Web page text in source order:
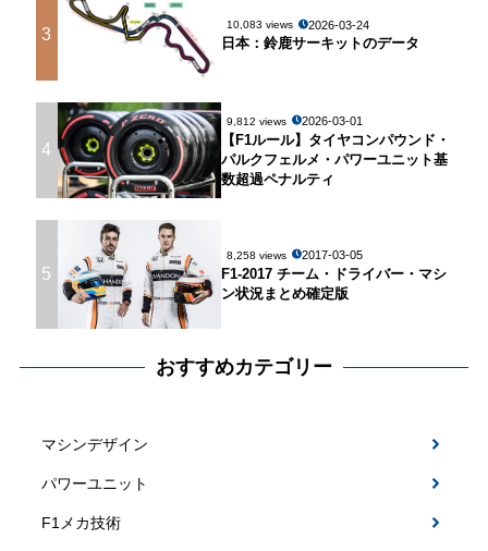
3 10,083 views 2026-03-24
日本：鈴鹿サーキットのデータ
4
9,812 views 2026-03-01
【F1ルール】タイヤコンパウンド・
パルクフェルメ・パワーユニット基
数超過ペナルティ
5
8,258 views 2017-03-05
F1-2017 チーム・ドライバー・マシ
ン状況まとめ確定版
おすすめカテゴリー
マシンデザイン
パワーユニット
F1メカ技術